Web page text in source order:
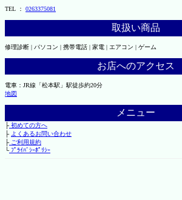
TEL ： 0263375081
取扱い商品
修理診断 | パソコン | 携帯電話 | 家電 | エアコン | ゲーム
お店へのアクセス
電車：JR線「松本駅」駅徒歩約20分
地図
メニュー
├初めての方へ
├ よくあるお問い合わせ
├ご利用規約
└ﾌﾟﾗｲﾊﾞｼｰﾎﾟﾘｼｰ